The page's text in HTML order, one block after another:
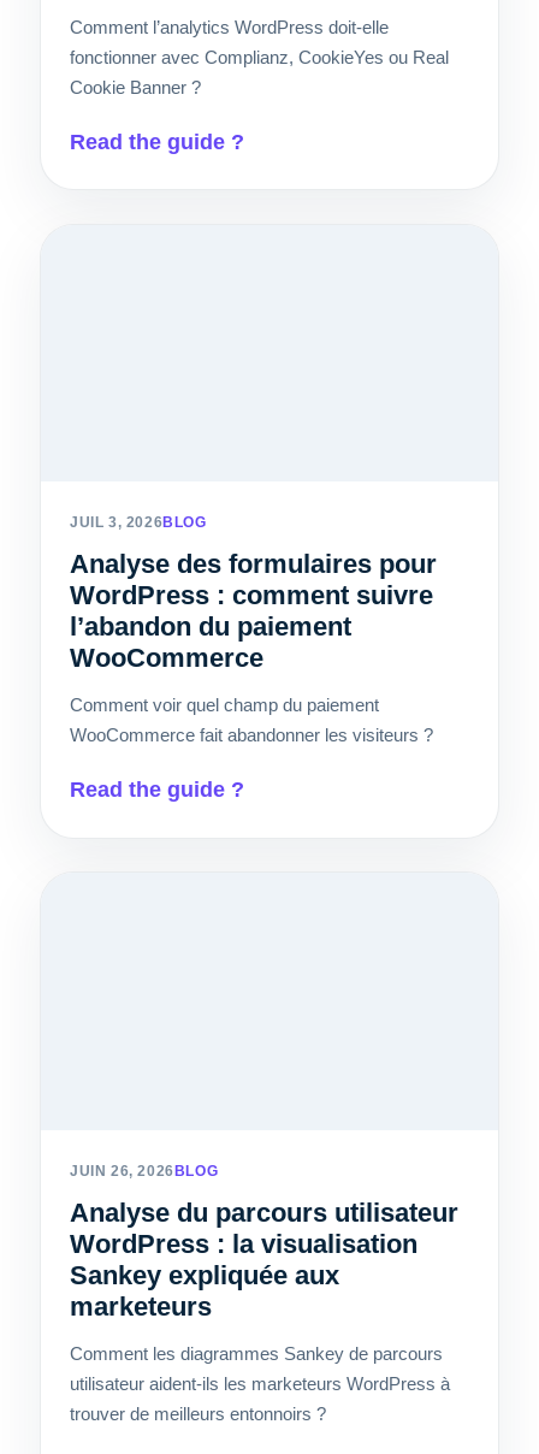
Comment l’analytics WordPress doit-elle
fonctionner avec Complianz, CookieYes ou Real
Cookie Banner ?
Read the guide ?
JUIL 3, 2026BLOG
Analyse des formulaires pour
WordPress : comment suivre
l’abandon du paiement
WooCommerce
Comment voir quel champ du paiement
WooCommerce fait abandonner les visiteurs ?
Read the guide ?
JUIN 26, 2026 BLOG
Analyse du parcours utilisateur
WordPress : la visualisation
Sankey expliquée aux
marketeurs
Comment les diagrammes Sankey de parcours
utilisateur aident-ils les marketeurs WordPress à
trouver de meilleurs entonnoirs ?